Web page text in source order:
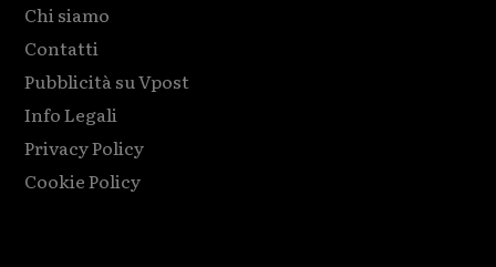
Chi siamo
Contatti
Pubblicità su Vpost
Info Legali
Privacy Policy
Cookie Policy